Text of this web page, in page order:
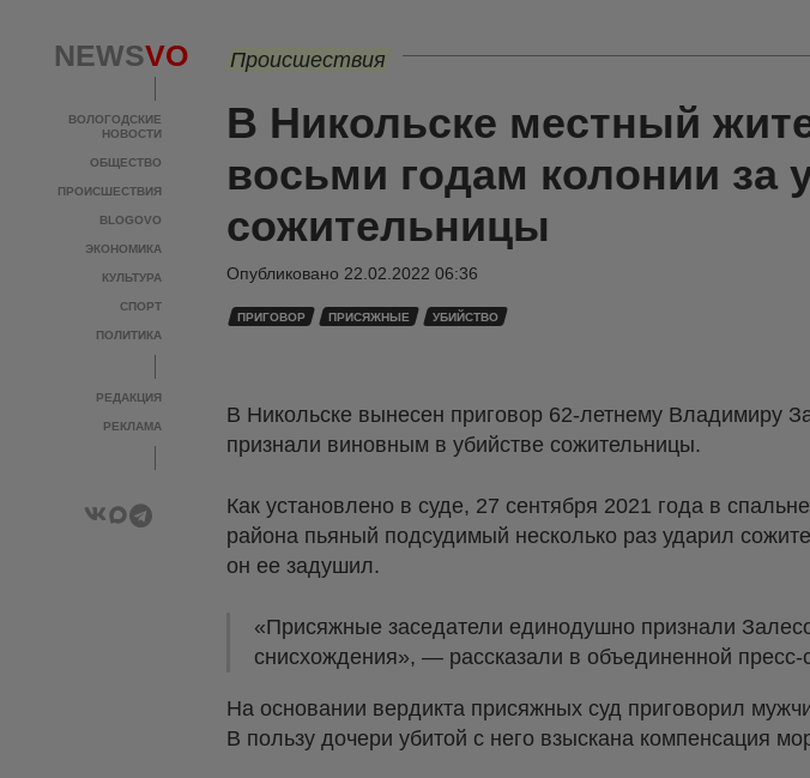
NEWSVO
ВОЛОГОДСКИЕ
НОВОСТИ
ОБЩЕСТВО
ПРОИСШЕСТВИЯ
BLOGOVO
ЭКОНОМИКА
КУЛЬТУРА
СПОРТ
ПОЛИТИКА
РЕДАКЦИЯ
РЕКЛАМА
Происшествия
В Никольске местный
восьми годам колонии за
сожительницы
Опубликовано 22.02.2022 06:36
ПРИГОВОР ПРИСЯЖНЫЕ УБИЙСТВО
В Никольске вынесен приговор 62-летнему Владимиру
признали виновным в убийстве сожительницы.
Как установлено в суде, 27 сентября 2021 года в
района пьяный подсудимый несколько раз ударил
он ее задушил.
«Присяжные заседатели единодушно признали
снисхождения», — рассказали в объединенной пресс-
На основании вердикта присяжных суд приговорил
В пользу дочери убитой с него взыскана компенсация